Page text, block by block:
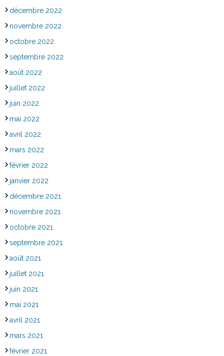
décembre 2022
novembre 2022
octobre 2022
septembre 2022
août 2022
juillet 2022
juin 2022
mai 2022
avril 2022
mars 2022
février 2022
janvier 2022
décembre 2021
novembre 2021
octobre 2021
septembre 2021
août 2021
juillet 2021
juin 2021
mai 2021
avril 2021
mars 2021
février 2021